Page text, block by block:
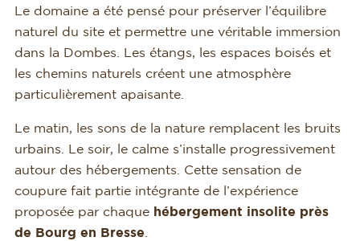
Le domaine a été pensé pour préserver l’équilibre
naturel du site et permettre une véritable immersion
dans la Dombes. Les étangs, les espaces boisés et
les chemins naturels créent une atmosphère
particulièrement apaisante.
Le matin, les sons de la nature remplacent les bruits
urbains. Le soir, le calme s’installe progressivement
autour des hébergements. Cette sensation de
coupure fait partie intégrante de l’expérience
proposée par chaque hébergement insolite près
de Bourg en Bresse.